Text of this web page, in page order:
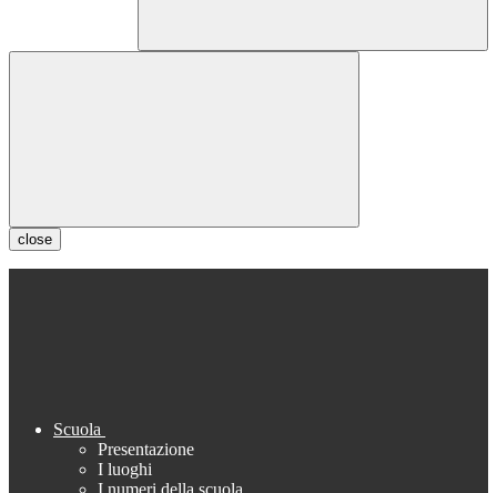
close
Scuola
Presentazione
I luoghi